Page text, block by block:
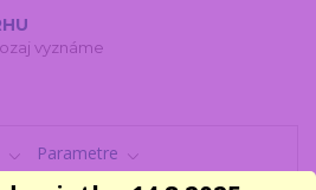
vyznáme
Parametre